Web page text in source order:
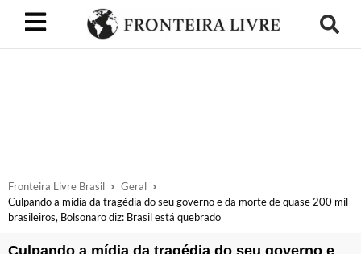
Fronteira Livre Brasil
Geral
Culpando a mídia da tragédia do seu governo e da morte de quase 200 mil
brasileiros, Bolsonaro diz: Brasil está quebrado
Culpando a mídia da tragédia do seu governo e